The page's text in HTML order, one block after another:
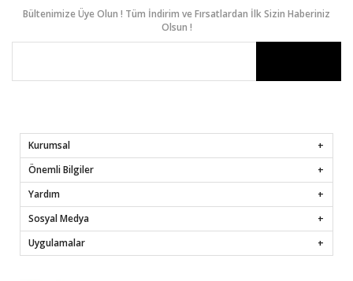
Bültenimize Üye Olun ! Tüm İndirim ve Fırsatlardan İlk Sizin Haberiniz
Olsun !
Kurumsal
Önemli Bilgiler
Yardım
Sosyal Medya
Uygulamalar